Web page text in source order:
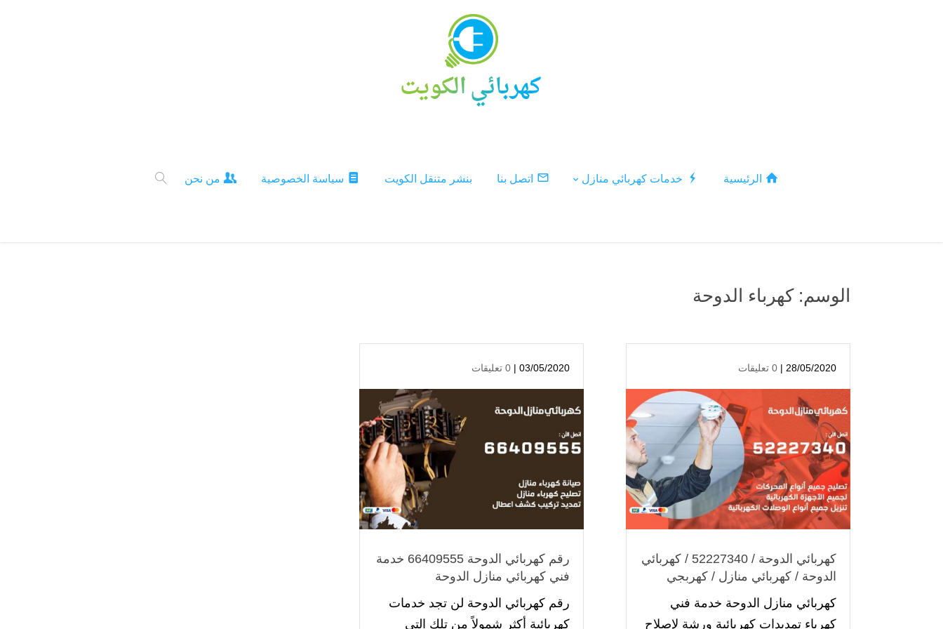
الرئيسية خدمات كهربائي منازل اتصل بنا بنشر متنقل الكويت سياسة الخصوصية من نحن
الوسم:كهرباء الدوحة
28/05/2020 | 0 تعليقات
كهربائي الدوحة / 52227340 / كهربائي
الدوحة / كهربائي منازل / كهربجي
كهربائي منازل الدوحة خدمة فني
كهرباء تمديدات كهربائية ورشة لإصلاح
03/05/2020 | 0 تعليقات
رقم كهربائي الدوحة 66409555 خدمة
فني كهربائي منازل الدوحة
رقم كهربائي الدوحة لن تجد خدمات
كهربائية أكثر شمولاً من تلك التي